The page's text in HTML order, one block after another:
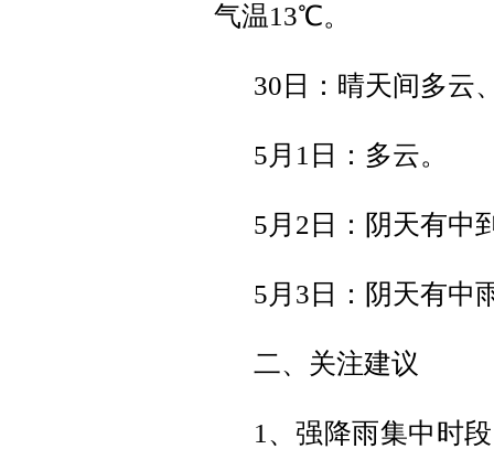
气温13℃。
30日：晴天间多云
5月1日：多云。
5月2日：阴天有中
5月3日：阴天有中
二、关注建议
1、强降雨集中时